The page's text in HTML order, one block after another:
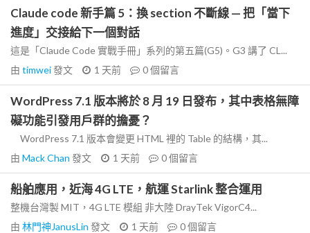
Claude code 新手篇 5：換 section 不斷線 — 把「當下
進度」交接給下一個對話
這是「Claude Code 實戰手冊」系列的第五篇(G5)。G3 講了 CL...
由 timwei發文 1 天前 0個留言
WordPress 7.1 版本將於 8 月 19 日發布，其中表格無障
礙功能引發用戶群的擔憂？
WordPress 7.1 版本會變更 HTML 裡的 Table 的結構，其...
由 Mack Chan 發文 1 天前 0個留言
船舶應用，近海 4G LTE，航運 Starlink 整合運用
整機台灣製 MIT，4G LTE 模組 非大陸 DrayTek VigorC4...
由 林門神JanusLin 發文 1 天前 0個留言